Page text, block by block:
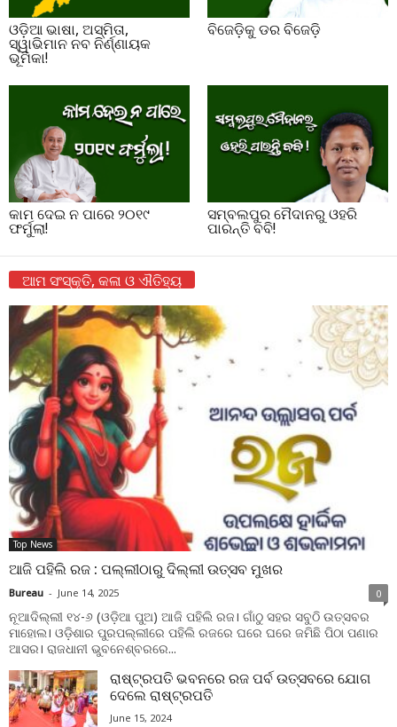
ଓଡ଼ିଆ ଭାଷା, ଅସ୍ମିତା,
ସ୍ୱାଭିମାନ ନବ ନିର୍ଣ୍ଣାୟକ
ଭୂମିକା!
ବିଜେଡ଼ିକୁ ଡର ବିଜେଡ଼ି
କାମ ଦେଇ ନ ପାରେ ୨୦୧୯
ଫର୍ମୁଲା!
ସମ୍ବଲପୁର ମୈଦାନରୁ ଓହରି
ପାରନ୍ତି ବବି!
ଆମ ସଂସ୍କୃତି, କଳା ଓ ଐତିହ୍ୟ
Top News
ଆଜି ପହିଲି ରଜ : ପଲ୍ଲୀଠାରୁ ଦିଲ୍ଲୀ ଉତ୍ସବ ମୁଖର
Bureau - June 14, 2025 0
ନୂଆଦିଲ୍ଲୀ ୧୪-୬ (ଓଡ଼ିଆ ପୁଅ) ଆଜି ପହିଲି ରଜ। ଗାଁଠୁ ସହର ସବୁଠି ଉତ୍ସବର
ମାହୋଲ। ଓଡ଼ିଶାର ପୁରପଲ୍ଲୀରେ ପହିଲି ରଜରେ ଘରେ ଘରେ ଜମିଛି ପିଠା ପଣାର
ଆସର। ରାଜଧାନୀ ଭୁବନେଶ୍ବରରେ...
ରାଷ୍ଟ୍ରପତି ଭବନରେ ରଜ ପର୍ବ ଉତ୍ସବରେ ଯୋଗ
ଦେଲେ ରାଷ୍ଟ୍ରପତି
June 15, 2024